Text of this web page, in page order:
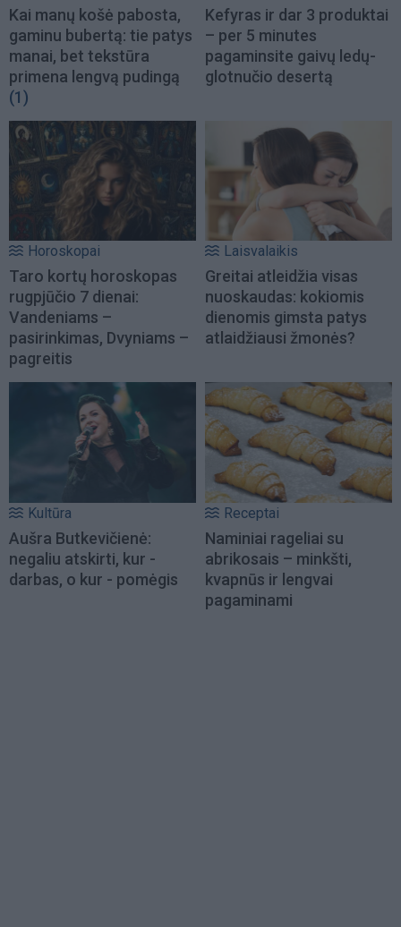
Kai manų košė pabosta,
gaminu bubertą: tie patys
manai, bet tekstūra
primena lengvą pudingą
(1)
Kefyras ir dar 3 produktai
– per 5 minutes
pagaminsite gaivų ledų-
glotnučio desertą
Horoskopai
Taro kortų horoskopas
rugpjūčio 7 dienai:
Vandeniams –
pasirinkimas, Dvyniams –
pagreitis
Laisvalaikis
Greitai atleidžia visas
nuoskaudas: kokiomis
dienomis gimsta patys
atlaidžiausi žmonės?
Kultūra
Aušra Butkevičienė:
negaliu atskirti, kur -
darbas, o kur - pomėgis
Receptai
Naminiai rageliai su
abrikosais – minkšti,
kvapnūs ir lengvai
pagaminami